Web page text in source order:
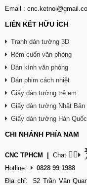
Email :
LIÊN KẾT HỮU ÍCH
Tranh dán tường 3D
Rèm cuốn văn phòng
Dán kính văn phòng
Dán phim cách nhiệt
Giấy dán tường trẻ em
Giấy dán tường Nhật Bản
Giấy dán tường Hàn Quốc
CHI NHÁNH PHÍA NAM
CNC TPHCM Chat 👉🏽
Hotline:
0828 99 1988
Địa chỉ: 52 Trần Văn